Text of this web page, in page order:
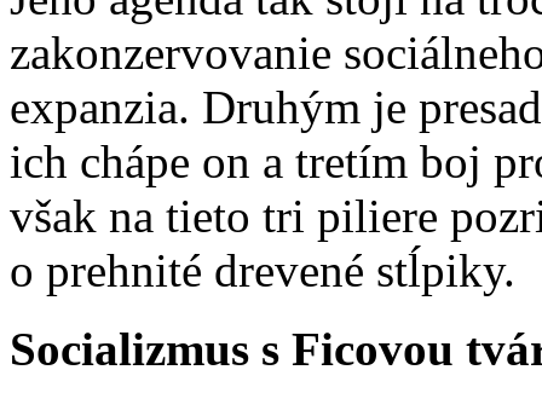
zakonzervovanie
expanzia. Druhým je
ich chápe on a tretím boj
však na tieto tri piliere
o prehnité drevené stĺpiky.
Socializmus s Ficovou